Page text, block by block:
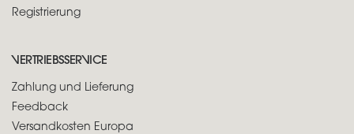
Registrierung
VERTRIEBSSERVICE
Zahlung und Lieferung
Feedback
Versandkosten Europa